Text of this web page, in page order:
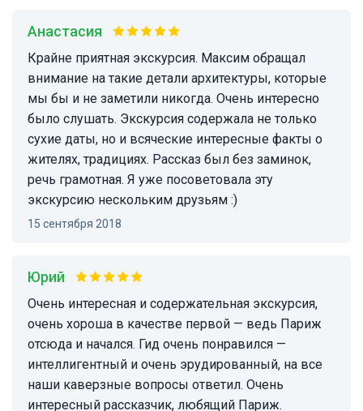
Анастасия
Крайне приятная экскурсия. Максим обращал
внимание на такие детали архитектуры, которые
мы бы и не заметили никогда. Очень интересно
было слушать. Экскурсия содержала не только
сухие даты, но и всяческие интересные факты о
жителях, традициях. Рассказ был без заминок,
речь грамотная. Я уже посоветовала эту
экскурсию нескольким друзьям :)
15 сентября 2018
Юрий
Очень интересная и содержательная экскурсия,
очень хороша в качестве первой — ведь Париж
отсюда и начался. Гид очень понравился —
интеллигентный и очень эрудированный, на все
наши каверзные вопросы ответил. Очень
интересный рассказчик, любящий Париж.